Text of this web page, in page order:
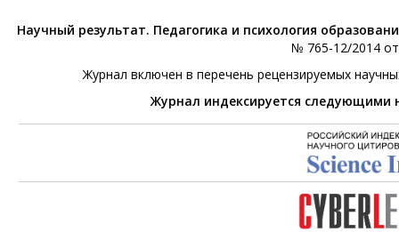
Научный результат. Педагогика и психология
№ 765-12/2014
Журнал включен в перечень рецензируемых
Журнал индексируется